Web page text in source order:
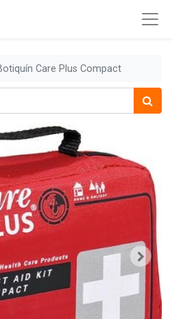
Care Plus Compact